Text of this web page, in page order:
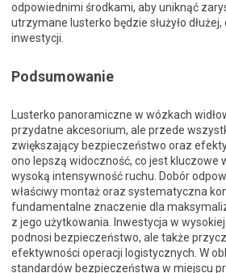
odpowiednimi środkami, aby uniknąć
utrzymane lusterko będzie służyło
inwestycji.
Podsumowanie
Lusterko panoramiczne w wózkach
przydatne akcesorium, ale przede
zwiększający bezpieczeństwo oraz
ono lepszą widoczność, co jest kluczowe
wysoką intensywność ruchu. Dobór
właściwy montaż oraz systematyczna
fundamentalne znaczenie dla
z jego użytkowania. Inwestycja w
podnosi bezpieczeństwo, ale także
efektywności operacji logistycznych. W
standardów bezpieczeństwa w miejscu